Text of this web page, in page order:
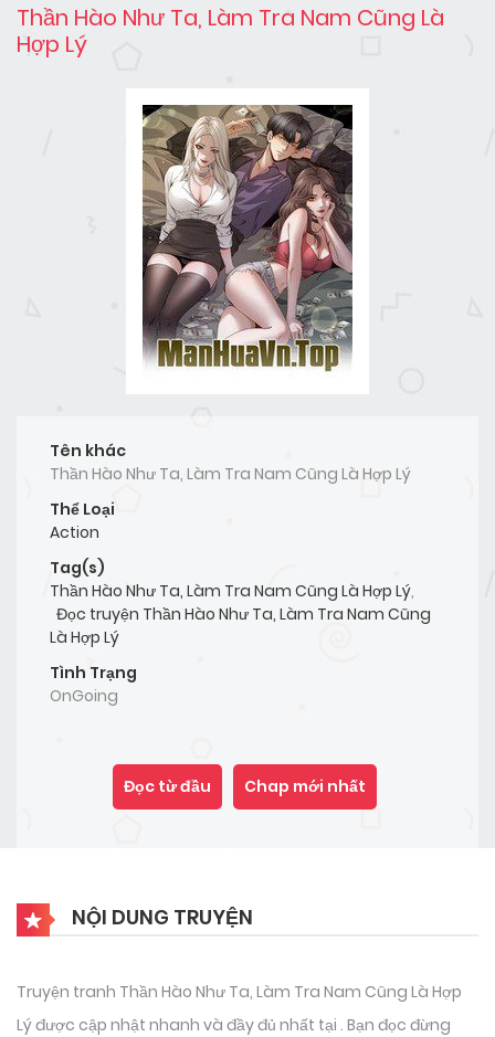
Thần Hào Như Ta, Làm Tra Nam Cũng Là
Hợp Lý
Tên khác
Thần Hào Như Ta, Làm Tra Nam Cũng Là Hợp Lý
Thể Loại
Action
Tag(s)
Thần Hào Như Ta, Làm Tra Nam Cũng Là Hợp Lý,
Đọc truyện Thần Hào Như Ta, Làm Tra Nam Cũng
Là Hợp Lý
Tình Trạng
OnGoing
Đọc từ đầu Chap mới nhất
NỘI DUNG TRUYỆN
Truyện tranh Thần Hào Như Ta, Làm Tra Nam Cũng Là Hợp
Lý được cập nhật nhanh và đầy đủ nhất tại . Bạn đọc đừng